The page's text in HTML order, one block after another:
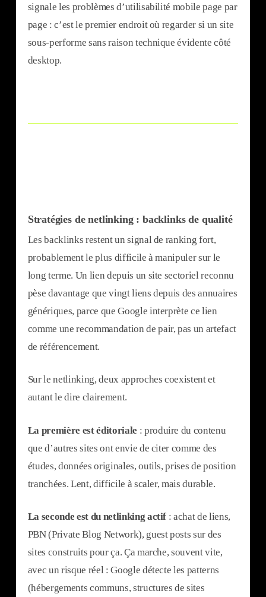
signale les problèmes d’utilisabilité mobile page par
page : c’est le premier endroit où regarder si un site
sous-performe sans raison technique évidente côté
desktop.
Stratégies de netlinking : backlinks de qualité
Les backlinks restent un signal de ranking fort,
probablement le plus difficile à manipuler sur le
long terme. Un lien depuis un site sectoriel reconnu
pèse davantage que vingt liens depuis des annuaires
génériques, parce que Google interprète ce lien
comme une recommandation de pair, pas un artefact
de référencement.
Sur le netlinking, deux approches coexistent et
autant le dire clairement.
La première est éditoriale : produire du contenu
que d’autres sites ont envie de citer comme des
études, données originales, outils, prises de position
tranchées. Lent, difficile à scaler, mais durable.
La seconde est du netlinking actif : achat de liens,
PBN (Private Blog Network), guest posts sur des
sites construits pour ça. Ça marche, souvent vite,
avec un risque réel : Google détecte les patterns
(hébergements communs, structures de sites